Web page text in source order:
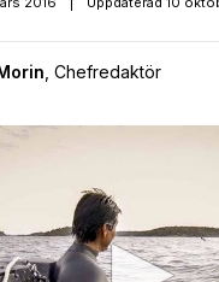
Chefredaktör